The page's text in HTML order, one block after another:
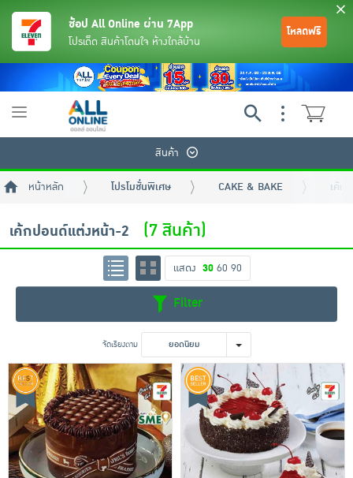
เครื่องปรุงรสและของแห้ง
ขนมขบเคี้ยว และช็อคโกแลต
อาหารสด ผัก ผลไม้และเบเกอรี่
ช้อป All Online ผ่าน 7App
โปรเด็ด สินค้าโดนใจ ห้างใกล้บ้าน
โหลดฟรี
Toggle
สินค้า
หน้าหลัก โปรโมชั่นพิเศษ CAKE & BAKE เค้ก
เค้กปอนด์แต่งหน้า-2 (7 สินค้า)
แสดง 30 60 90
Filter
จัดเรียงตาม ยอดนิยม